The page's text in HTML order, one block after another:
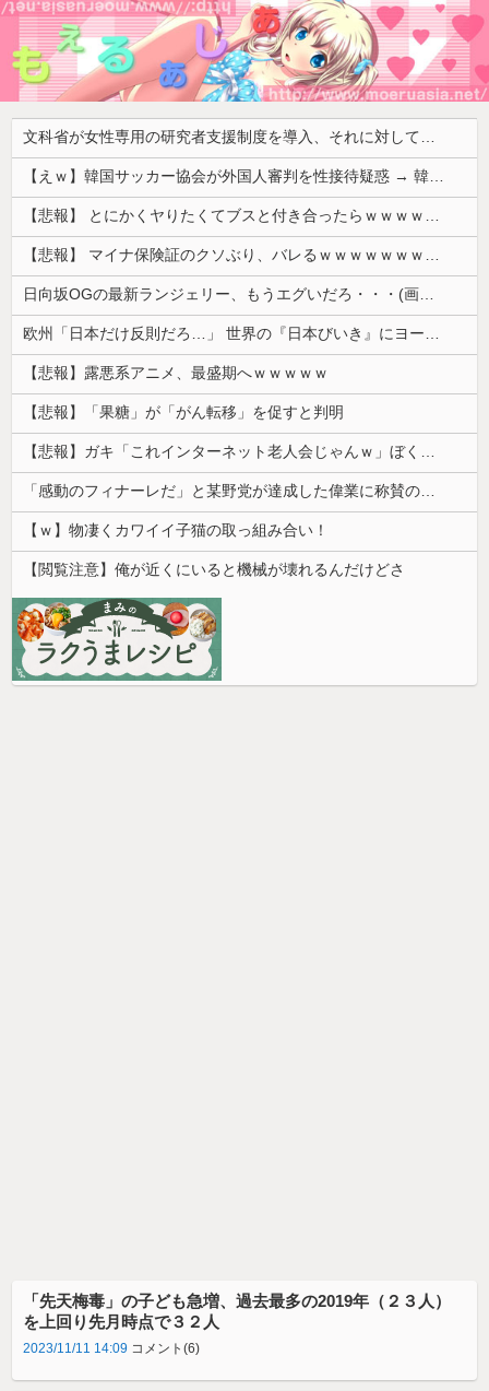
文科省が女性専用の研究者支援制度を導入、それに対して子育て負担に苦しむ若手男性研究者は……
【えｗ】韓国サッカー協会が外国人審判を性接待疑惑 → 韓国ネットに動揺広がる「信じられない」「要求した外国人審判もおかしい」「韓国以外の国にも要求しているのでは」
【悲報】 とにかくヤりたくてブスと付き合ったらｗｗｗｗｗｗｗｗｗｗｗｗｗｗｗ
【悲報】 マイナ保険証のクソぶり、バレるｗｗｗｗｗｗｗｗｗ
日向坂OGの最新ランジェリー、もうエグいだろ・・・(画像どーん)
欧州「日本だけ反則だろ…」 世界の『日本びいき』にヨーロッパ全土から不満の声
【悲報】露悪系アニメ、最盛期へｗｗｗｗｗ
【悲報】「果糖」が「がん転移」を促すと判明
【悲報】ガキ「これインターネット老人会じゃんｗ」ぼく「どれどれ…」ガキ「ニコニコ！らきすた！ボカロ！」ぼく「はぁ…」
「感動のフィナーレだ」と某野党が達成した偉業に称賛の声が殺到、なんかヒーロー番組の最終回を見ているような気分に……
【ｗ】物凄くカワイイ子猫の取っ組み合い！
【閲覧注意】俺が近くにいると機械が壊れるんだけどさ
「先天梅毒」の子ども急増、過去最多の2019年（２３人）
を上回り先月時点で３２人
2023/11/11 14:09 コメント(6)